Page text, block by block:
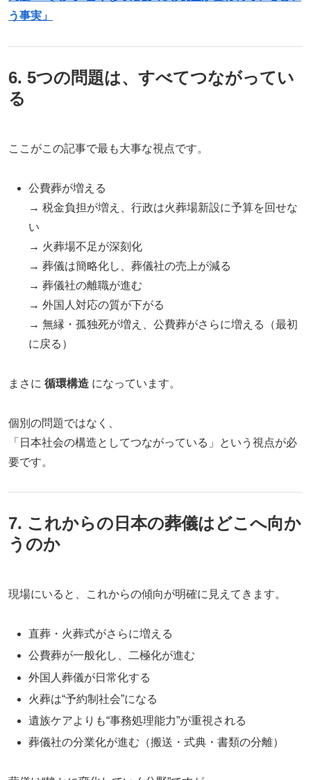
う事実」
6. 5つの問題は、すべてつながってい
る
ここがこの記事で最も大事な視点です。
公費葬が増える
→ 税金負担が増え、行政は火葬場新設に予算を回せな
い
→ 火葬場不足が深刻化
→ 葬儀は簡略化し、葬儀社の売上が減る
→ 葬儀社の離職が進む
→ 外国人対応の質が下がる
→ 無縁・孤独死が増え、公費葬がさらに増える（最初
に戻る）
まさに 循環構造 になっています。
個別の問題ではなく、
「日本社会の構造としてつながっている」という視点が必
要です。
7. これからの日本の葬儀はどこへ向か
うのか
現場にいると、これからの傾向が明確に見えてきます。
直葬・火葬式がさらに増える
公費葬が一般化し、二極化が進む
外国人葬儀が日常化する
火葬は“予約制社会”になる
遺族ケアよりも“事務処理能力”が重視される
葬儀社の分業化が進む（搬送・式典・書類の分離）